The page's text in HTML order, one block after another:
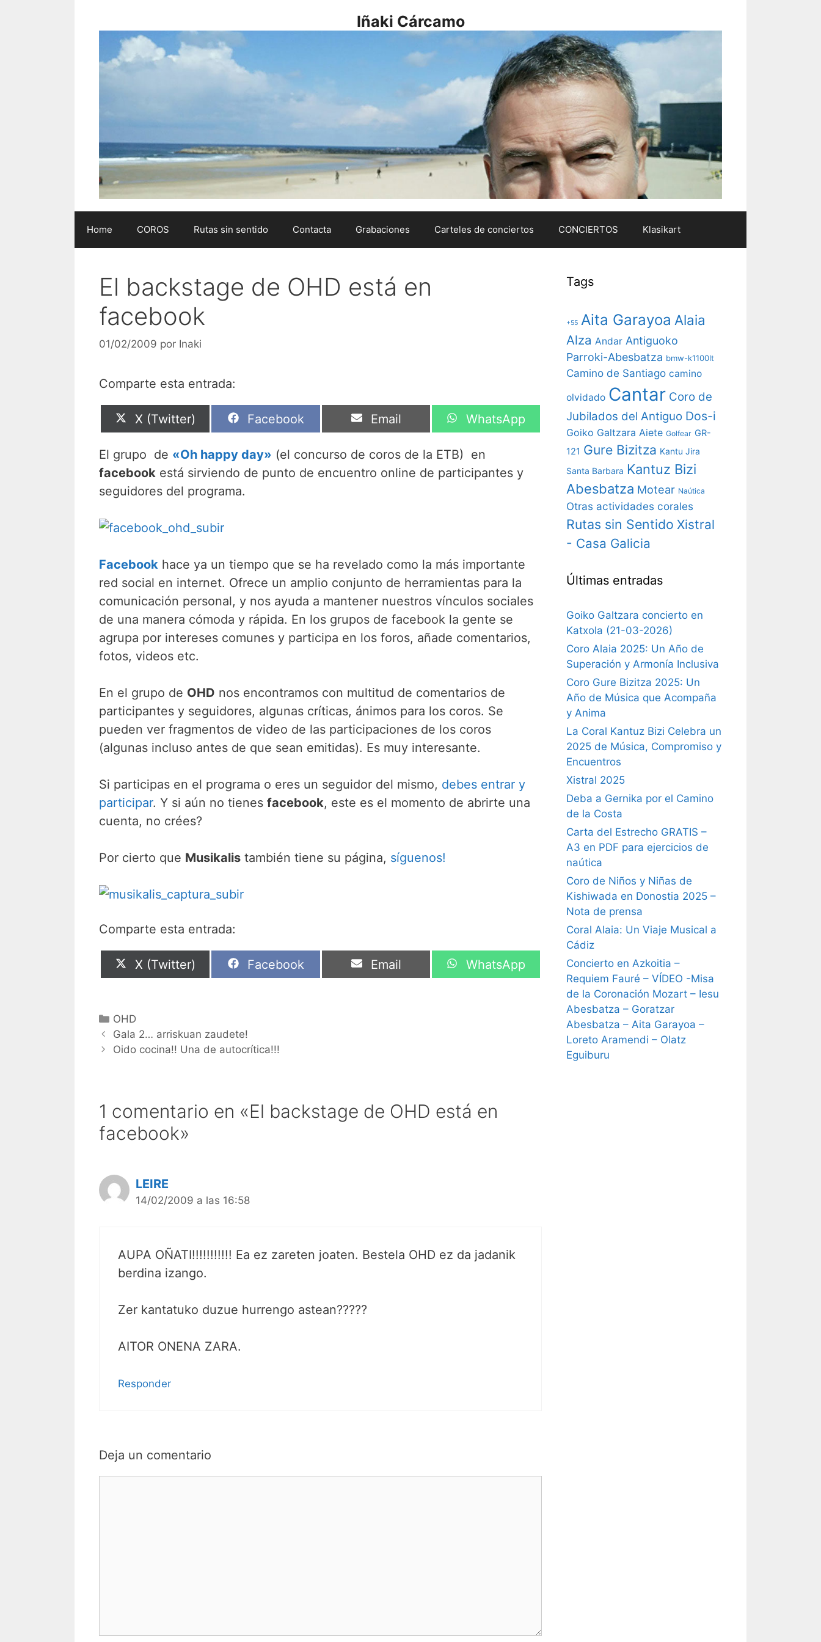
Iñaki Cárcamo
Home COROS Rutas sin sentido Contacta Grabaciones Carteles de conciertos CONCIERTOS Klasikart
El backstage de OHD está en
facebook
01/02/2009 por Inaki
Comparte esta entrada:
Compartir
en
X (Twitter)
Compartir
en
Facebook
Compartir
en
Email
Compartir
en
WhatsApp
El grupo de «Oh happy day» (el concurso de coros de la ETB) en
facebook está sirviendo de punto de encuentro online de participantes y
seguidores del programa.
Facebook hace ya un tiempo que se ha revelado como la más importante
red social en internet. Ofrece un amplio conjunto de herramientas para la
comunicación personal, y nos ayuda a mantener nuestros vínculos sociales
de una manera cómoda y rápida. En los grupos de facebook la gente se
agrupa por intereses comunes y participa en los foros, añade comentarios,
fotos, videos etc.
En el grupo de OHD nos encontramos con multitud de comentarios de
participantes y seguidores, algunas críticas, ánimos para los coros. Se
pueden ver fragmentos de video de las participaciones de los coros
(algunas incluso antes de que sean emitidas). Es muy interesante.
Si participas en el programa o eres un seguidor del mismo, debes entrar y
participar. Y si aún no tienes facebook, este es el momento de abrirte una
cuenta, no crées?
Por cierto que Musikalis también tiene su página, síguenos!
Comparte esta entrada:
Compartir
en
X (Twitter)
Compartir
en
Facebook
Compartir
en
Email
Compartir
en
WhatsApp
Categorías
OHD
Gala 2… arriskuan zaudete!
Oido cocina!! Una de autocrítica!!!
1 comentario en «El backstage de OHD está en
facebook»
LEIRE
14/02/2009 a las 16:58
AUPA OÑATI!!!!!!!!!!! Ea ez zareten joaten. Bestela OHD ez da jadanik
berdina izango.
Zer kantatuko duzue hurrengo astean?????
AITOR ONENA ZARA.
Responder
Deja un comentario
Tags
+55 Aita Garayoa Alaia
Alza Andar Antiguoko
Parroki-Abesbatza bmw-k1100lt
Camino de Santiago camino
olvidado Cantar Coro de
Jubilados del Antiguo Dos-i
Goiko Galtzara Aiete Golfear GR-
121 Gure Bizitza Kantu Jira
Santa Barbara Kantuz Bizi
Abesbatza Motear Naútica
Otras actividades corales
Rutas sin Sentido Xistral
- Casa Galicia
Últimas entradas
Goiko Galtzara concierto en
Katxola (21-03-2026)
Coro Alaia 2025: Un Año de
Superación y Armonía Inclusiva
Coro Gure Bizitza 2025: Un
Año de Música que Acompaña
y Anima
La Coral Kantuz Bizi Celebra un
2025 de Música, Compromiso y
Encuentros
Xistral 2025
Deba a Gernika por el Camino
de la Costa
Carta del Estrecho GRATIS –
A3 en PDF para ejercicios de
naútica
Coro de Niños y Niñas de
Kishiwada en Donostia 2025 –
Nota de prensa
Coral Alaia: Un Viaje Musical a
Cádiz
Concierto en Azkoitia –
Requiem Fauré – VÍDEO -Misa
de la Coronación Mozart – Iesu
Abesbatza – Goratzar
Abesbatza – Aita Garayoa –
Loreto Aramendi – Olatz
Eguiburu